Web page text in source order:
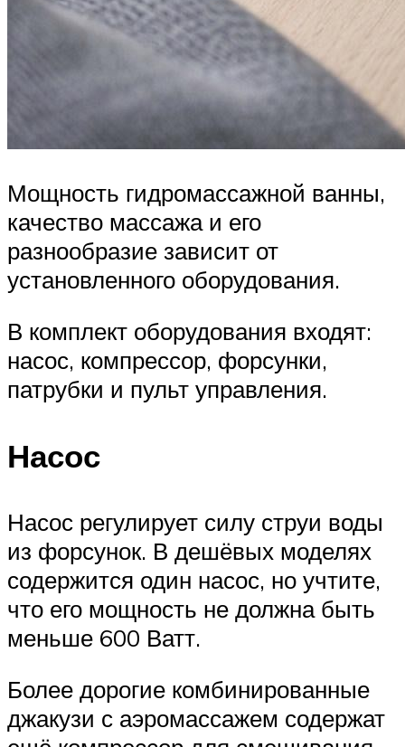
Мощность гидромассажной ванны,
качество массажа и его
разнообразие зависит от
установленного оборудования.
В комплект оборудования входят:
насос, компрессор, форсунки,
патрубки и пульт управления.
Насос
Насос регулирует силу струи воды
из форсунок. В дешёвых моделях
содержится один насос, но учтите,
что его мощность не должна быть
меньше 600 Ватт.
Более дорогие комбинированные
джакузи с аэромассажем содержат